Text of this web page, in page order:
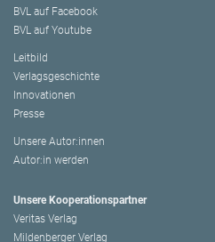
BVL auf Facebook
BVL auf Youtube
Leitbild
Verlagsgeschichte
Innovationen
Presse
Unsere Autor:innen
Autor:in werden
Unsere Kooperationspartner
Veritas Verlag
Mildenberger Verlag